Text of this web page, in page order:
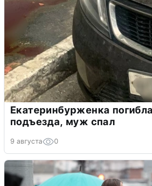
Екатеринбурженка
подъезда, муж спал
9 августа 0